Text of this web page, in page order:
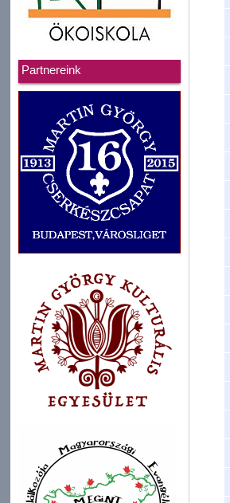
Partnereink